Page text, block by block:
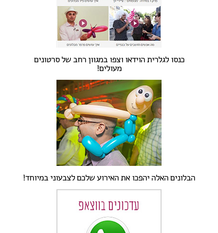
כנסו לגלרית הוידאו וצפו במגוון רחב של סרטונים
מעולים!
הבלונים האלה יהפכו את האירוע שלכם לצבעוני במיוחד!